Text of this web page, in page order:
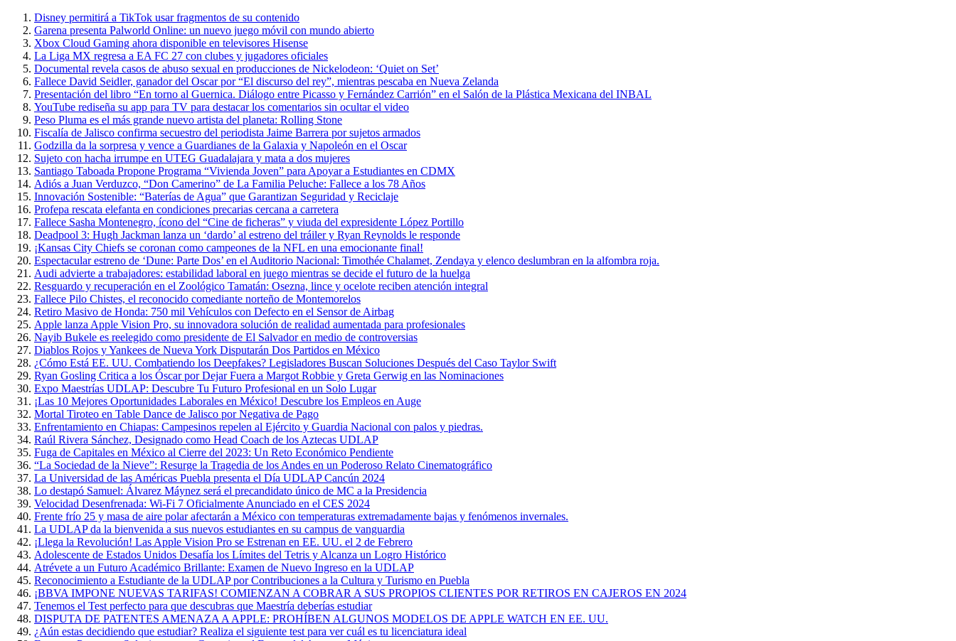
Disney permitirá a TikTok usar fragmentos de su contenido
Garena presenta Palworld Online: un nuevo juego móvil con mundo abierto
Xbox Cloud Gaming ahora disponible en televisores Hisense
La Liga MX regresa a EA FC 27 con clubes y jugadores oficiales
Documental revela casos de abuso sexual en producciones de Nickelodeon: ‘Quiet on Set’
Fallece David Seidler, ganador del Oscar por “El discurso del rey”, mientras pescaba en Nueva Zelanda
Presentación del libro “En torno al Guernica. Diálogo entre Picasso y Fernández Carrión” en el Salón de la Plástica Mexicana del INBAL
YouTube rediseña su app para TV para destacar los comentarios sin ocultar el video
Peso Pluma es el más grande nuevo artista del planeta: Rolling Stone
Fiscalía de Jalisco confirma secuestro del periodista Jaime Barrera por sujetos armados
Godzilla da la sorpresa y vence a Guardianes de la Galaxia y Napoleón en el Oscar
Sujeto con hacha irrumpe en UTEG Guadalajara y mata a dos mujeres
Santiago Taboada Propone Programa “Vivienda Joven” para Apoyar a Estudiantes en CDMX
Adiós a Juan Verduzco, “Don Camerino” de La Familia Peluche: Fallece a los 78 Años
Innovación Sostenible: “Baterías de Agua” que Garantizan Seguridad y Reciclaje
Profepa rescata elefanta en condiciones precarias cercana a carretera
Fallece Sasha Montenegro, ícono del “Cine de ficheras” y viuda del expresidente López Portillo
Deadpool 3: Hugh Jackman lanza un ‘dardo’ al estreno del tráiler y Ryan Reynolds le responde
¡Kansas City Chiefs se coronan como campeones de la NFL en una emocionante final!
Espectacular estreno de ‘Dune: Parte Dos’ en el Auditorio Nacional: Timothée Chalamet, Zendaya y elenco deslumbran en la alfombra roja.
Audi advierte a trabajadores: estabilidad laboral en juego mientras se decide el futuro de la huelga
Resguardo y recuperación en el Zoológico Tamatán: Osezna, lince y ocelote reciben atención integral
Fallece Pilo Chistes, el reconocido comediante norteño de Montemorelos
Retiro Masivo de Honda: 750 mil Vehículos con Defecto en el Sensor de Airbag
Apple lanza Apple Vision Pro, su innovadora solución de realidad aumentada para profesionales
Nayib Bukele es reelegido como presidente de El Salvador en medio de controversias
Diablos Rojos y Yankees de Nueva York Disputarán Dos Partidos en México
¿Cómo Está EE. UU. Combatiendo los Deepfakes? Legisladores Buscan Soluciones Después del Caso Taylor Swift
Ryan Gosling Critica a los Óscar por Dejar Fuera a Margot Robbie y Greta Gerwig en las Nominaciones
Expo Maestrías UDLAP: Descubre Tu Futuro Profesional en un Solo Lugar
¡Las 10 Mejores Oportunidades Laborales en México! Descubre los Empleos en Auge
Mortal Tiroteo en Table Dance de Jalisco por Negativa de Pago
Enfrentamiento en Chiapas: Campesinos repelen al Ejército y Guardia Nacional con palos y piedras.
Raúl Rivera Sánchez, Designado como Head Coach de los Aztecas UDLAP
Fuga de Capitales en México al Cierre del 2023: Un Reto Económico Pendiente
“La Sociedad de la Nieve”: Resurge la Tragedia de los Andes en un Poderoso Relato Cinematográfico
La Universidad de las Américas Puebla presenta el Día UDLAP Cancún 2024
Lo destapó Samuel: Álvarez Máynez será el precandidato único de MC a la Presidencia
Velocidad Desenfrenada: Wi-Fi 7 Oficialmente Anunciado en el CES 2024
Frente frío 25 y masa de aire polar afectarán a México con temperaturas extremadamente bajas y fenómenos invernales.
La UDLAP da la bienvenida a sus nuevos estudiantes en su campus de vanguardia
¡Llega la Revolución! Las Apple Vision Pro se Estrenan en EE. UU. el 2 de Febrero
Adolescente de Estados Unidos Desafía los Límites del Tetris y Alcanza un Logro Histórico
Atrévete a un Futuro Académico Brillante: Examen de Nuevo Ingreso en la UDLAP
Reconocimiento a Estudiante de la UDLAP por Contribuciones a la Cultura y Turismo en Puebla
¡BBVA IMPONE NUEVAS TARIFAS! COMIENZAN A COBRAR A SUS PROPIOS CLIENTES POR RETIROS EN CAJEROS EN 2024
Tenemos el Test perfecto para que descubras que Maestría deberías estudiar
DISPUTA DE PATENTES AMENAZA A APPLE: PROHÍBEN ALGUNOS MODELOS DE APPLE WATCH EN EE. UU.
¿Aún estas decidiendo que estudiar? Realiza el siguiente test para ver cuál es tu licenciatura ideal